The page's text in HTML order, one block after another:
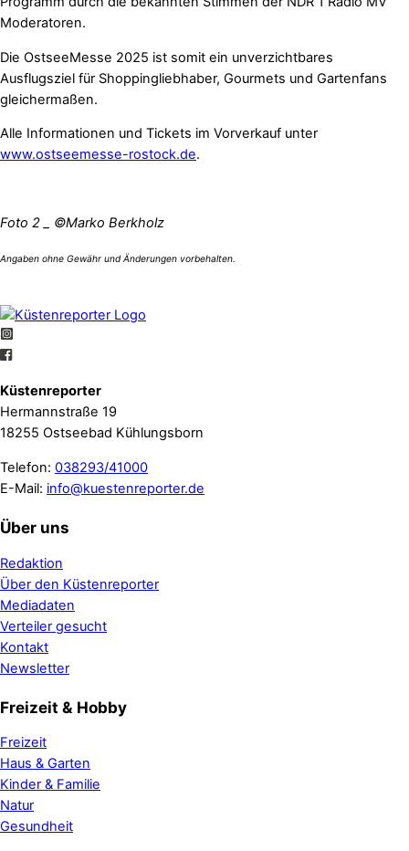
Moderatoren.
Die OstseeMesse 2025 ist somit ein unverzichtbares
Ausflugsziel für Shoppingliebhaber, Gourmets und Gartenfans
gleichermaßen.
Alle Informationen und Tickets im Vorverkauf unter
www.ostseemesse-rostock.de.
Foto 2 _ ©Marko Berkholz
Küstenreporter
Hermannstraße 19
18255 Ostseebad Kühlungsborn
Telefon: 038293/41000
E-Mail: info@kuestenreporter.de
Über uns
Redaktion
Über den Küstenreporter
Mediadaten
Verteiler gesucht
Kontakt
Newsletter
Freizeit & Hobby
Freizeit
Haus & Garten
Kinder & Familie
Natur
Gesundheit